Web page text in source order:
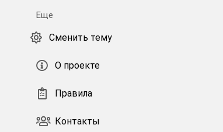
Еще
Сменить тему
О проекте
Правила
Контакты